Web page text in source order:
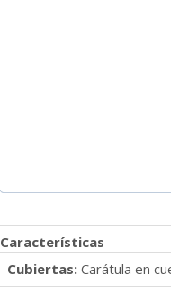
Características
Cubiertas: Carátula en